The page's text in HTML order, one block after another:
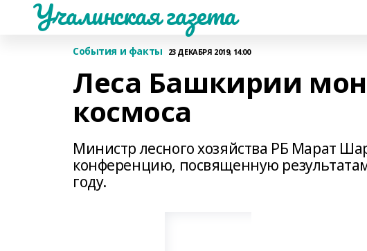
Учалинская газета
События и факты 23 ДЕКАБРЯ 2019, 14:00
Леса Башкирии
космоса
Министр лесного хозяйства РБ Марат
конференцию, посвященную
году.